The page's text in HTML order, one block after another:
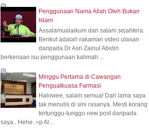
Penggunaan Nama Allah Oleh Bukan
Islam
Assalamualaikum dan salam sejahtera.
Berikut adalah rakaman video ulasan
daripada Dr Asri Zainul Abidin
berkenaan isu penggunaan kalimah ...
Minggu Pertama di Cawangan
Penguatkuasa Farmasi
Halowee, salam semua! Dah lama saya
tak menulis di sini rasanya. Mesti korang
tertunggu-tunggu new post daripada
saya.. Hehe..=p Al...